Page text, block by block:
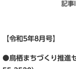
記
【令和5年8月号】
●鳥栖まちづくり推